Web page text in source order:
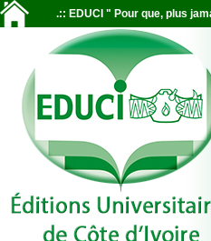
.:: EDUCI " Pour que, plus